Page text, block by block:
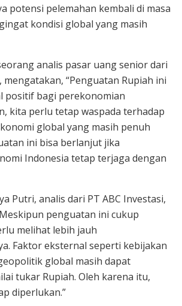
potensi pelemahan kembali di masa
kondisi global yang masih
analis pasar uang senior dari
mengatakan, “Penguatan Rupiah ini
positif bagi perekonomian
kita perlu tetap waspada terhadap
global yang masih penuh
ini bisa berlanjut jika
Indonesia tetap terjaga dengan
Putri, analis dari PT ABC Investasi,
penguatan ini cukup
melihat lebih jauh
Faktor eksternal seperti kebijakan
global masih dapat
tukar Rupiah. Oleh karena itu,
diperlukan.”